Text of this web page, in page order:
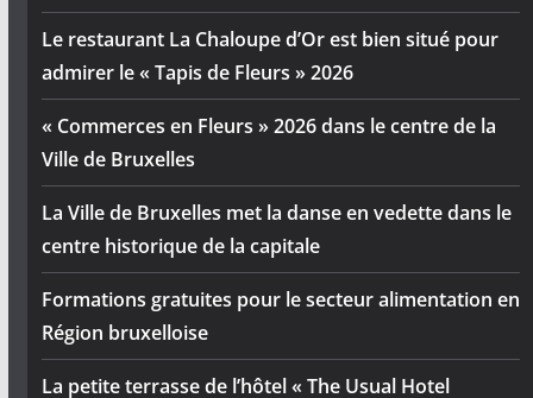
Le restaurant La Chaloupe d’Or est bien situé pour
admirer le « Tapis de Fleurs » 2026
« Commerces en Fleurs » 2026 dans le centre de la
Ville de Bruxelles
La Ville de Bruxelles met la danse en vedette dans le
centre historique de la capitale
Formations gratuites pour le secteur alimentation en
Région bruxelloise
La petite terrasse de l’hôtel « The Usual Hotel